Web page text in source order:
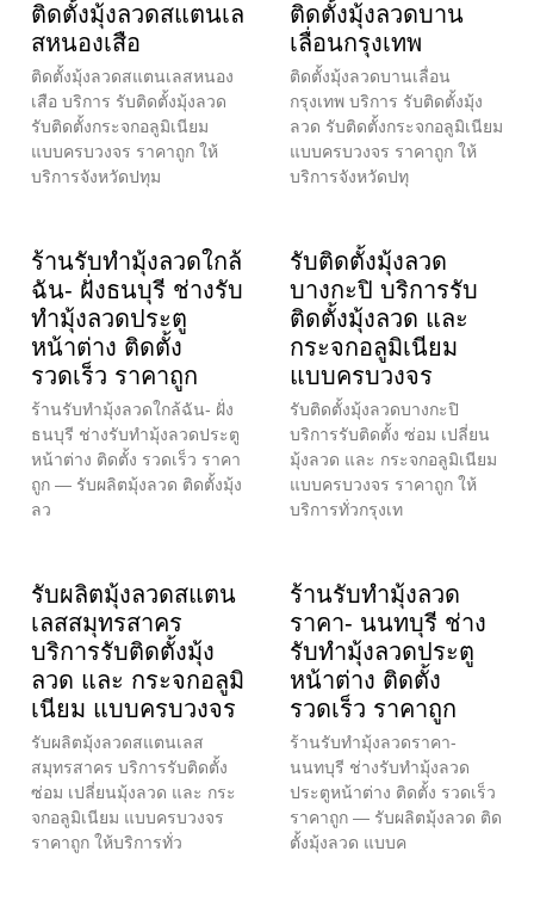
ติดตั้งมุ้งลวดสแตนเล
สหนองเสือ
ติดตั้งมุ้งลวดสแตนเลสหนอง
เสือ บริการ รับติดตั้งมุ้งลวด
รับติดตั้งกระจกอลูมิเนียม
แบบครบวงจร ราคาถูก ให้
บริการจังหวัดปทุม
ติดตั้งมุ้งลวดบาน
เลื่อนกรุงเทพ
ติดตั้งมุ้งลวดบานเลื่อน
กรุงเทพ บริการ รับติดตั้งมุ้ง
ลวด รับติดตั้งกระจกอลูมิเนียม
แบบครบวงจร ราคาถูก ให้
บริการจังหวัดปทุ
ร้านรับทำมุ้งลวดใกล้
ฉัน- ฝั่งธนบุรี ช่างรับ
ทำมุ้งลวดประตู
หน้าต่าง ติดตั้ง
รวดเร็ว ราคาถูก
ร้านรับทำมุ้งลวดใกล้ฉัน- ฝั่ง
ธนบุรี ช่างรับทำมุ้งลวดประตู
หน้าต่าง ติดตั้ง รวดเร็ว ราคา
ถูก — รับผลิตมุ้งลวด ติดตั้งมุ้ง
ลว
รับติดตั้งมุ้งลวด
บางกะปิ บริการรับ
ติดตั้งมุ้งลวด และ
กระจกอลูมิเนียม
แบบครบวงจร
รับติดตั้งมุ้งลวดบางกะปิ
บริการรับติดตั้ง ซ่อม เปลี่ยน
มุ้งลวด และ กระจกอลูมิเนียม
แบบครบวงจร ราคาถูก ให้
บริการทั่วกรุงเท
รับผลิตมุ้งลวดสแตน
เลสสมุทรสาคร
บริการรับติดตั้งมุ้ง
ลวด และ กระจกอลูมิ
เนียม แบบครบวงจร
รับผลิตมุ้งลวดสแตนเลส
สมุทรสาคร บริการรับติดตั้ง
ซ่อม เปลี่ยนมุ้งลวด และ กระ
จกอลูมิเนียม แบบครบวงจร
ราคาถูก ให้บริการทั่ว
ร้านรับทำมุ้งลวด
ราคา- นนทบุรี ช่าง
รับทำมุ้งลวดประตู
หน้าต่าง ติดตั้ง
รวดเร็ว ราคาถูก
ร้านรับทำมุ้งลวดราคา-
นนทบุรี ช่างรับทำมุ้งลวด
ประตูหน้าต่าง ติดตั้ง รวดเร็ว
ราคาถูก — รับผลิตมุ้งลวด ติด
ตั้งมุ้งลวด แบบค